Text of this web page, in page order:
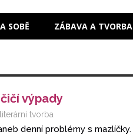
SOBĚ ZÁBAVA A TVORBA
výpady
literární tvorba
denní problémy s mazlíčky.